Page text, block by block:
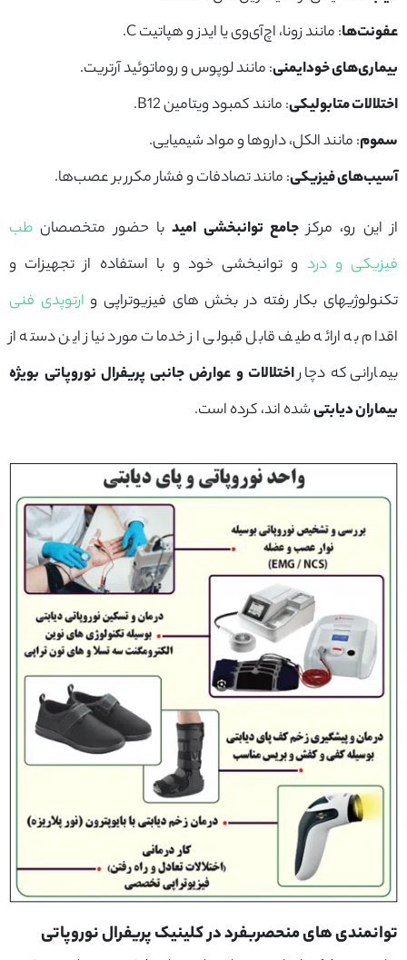
عفونت‌ها: مانند زونا، اچ‌آی‌وی یا ایدز و هپاتیت C.
بیماری‌های خودایمنی: مانند لوپوس و روماتوئید آرتریت.
اختلالات متابولیکی: مانند کمبود ویتامین B12.
سموم: مانند الکل، داروها و مواد شیمیایی.
آسیب‌های فیزیکی: مانند تصادفات و فشار مکرر بر عصب‌ها.
از این رو، مرکزجامع توانبخشی امیدبا حضور متخصصان طب
فیزیکی و درد و توانبخشی خود و با استفاده از تجهیزات و
تکنولوژیهای بکار رفته در بخش های فیزیوتراپی و ارتوپدی فنی
اقدام به ارائه طیف قابل قبولی از خدمات مورد نیاز این دسته از
بیمارانی که دچاراختلالات و عوارض جانبی پریفرال نوروپاتی بویژه
بیماران دیابتیشده اند، کرده است.
توانمندی های منحصربفرد در کلینیک پریفرال نوروپاتی